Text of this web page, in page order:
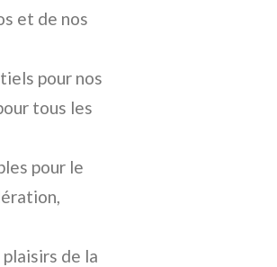
et de nos
pour nos
tous les
pour le
de la